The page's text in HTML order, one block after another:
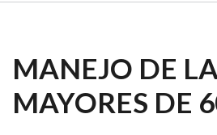
MANEJO DE
MAYORES DE